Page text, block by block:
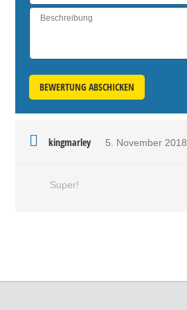
BEWERTUNG ABSCHICKEN
kingmarley 5. November 2018
Super!